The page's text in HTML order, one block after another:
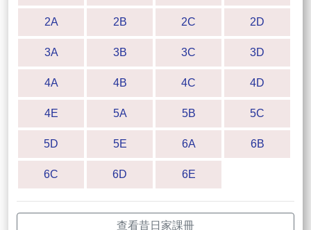
2A 2B 2C 2D
3A 3B 3C 3D
4A 4B 4C 4D
4E 5A 5B 5C
5D 5E 6A 6B
6C 6D 6E
查看昔日家課冊